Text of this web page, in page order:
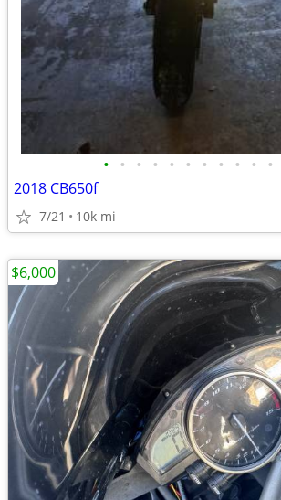
• • • • • • • • • • •
2018 CB650f
7/21 10k mi
$6,000